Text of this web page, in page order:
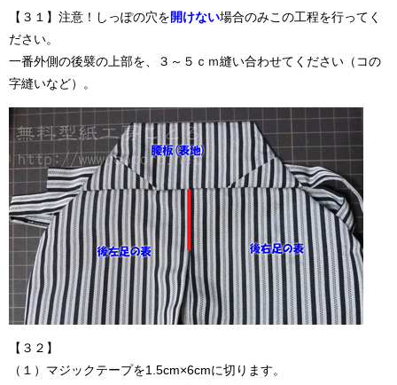
【３１】注意！しっぽの穴を 開けない場合のみこの工程を行ってく
ださい。
一番外側の後襞の上部を、３～５ｃｍ縫い合わせてください（コの
字縫いなど）。
【３２】
（１）マジックテープを1.5cm×6cmに切ります。